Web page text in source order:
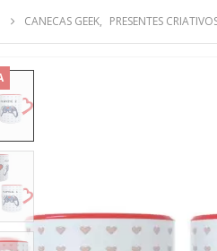
CANECAS GEEK, PRESENTES